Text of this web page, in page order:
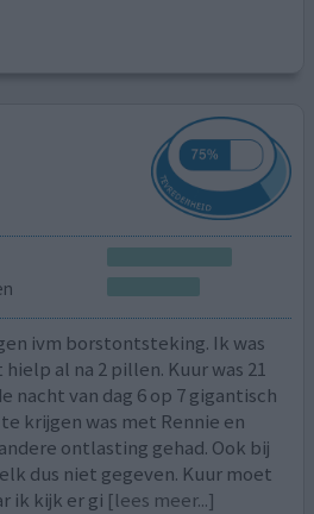
ivm borstontsteking. Ik was
al na 2 pillen. Kuur was 21
nacht van dag 6 op 7 gigantisch
krijgen was met Rennie en
ontlasting gehad. Ook bij
dus niet gegeven. Kuur moet
ik kijk er gi [lees meer...]